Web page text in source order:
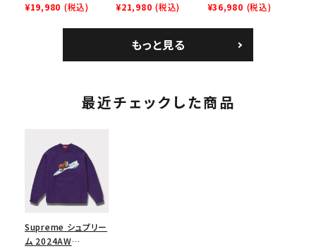
Homerun Tee ホー
¥19,980 (税込)
Bag + Mini Pouch
¥21,980 (税込)
Leather Shoulder
¥36,980 (税込)
もっと見る
最近チェックした商品
Supreme シュプリー
ム 2024AW